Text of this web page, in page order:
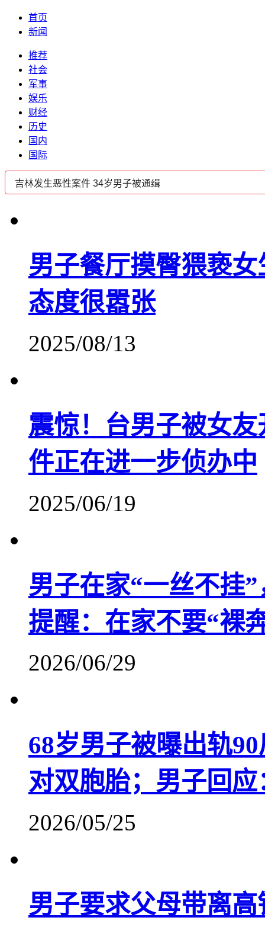
首页
新闻
推荐
社会
军事
娱乐
财经
历史
国内
国际
男子餐厅摸臀猥亵
态度很嚣张
2025/08/13
震惊！台男子被女
件正在进一步侦办中
2025/06/19
男子在家“一丝不挂
提醒：在家不要“裸
2026/06/29
68岁男子被曝出轨
对双胞胎；男子回
2026/05/25
男子要求父母带离